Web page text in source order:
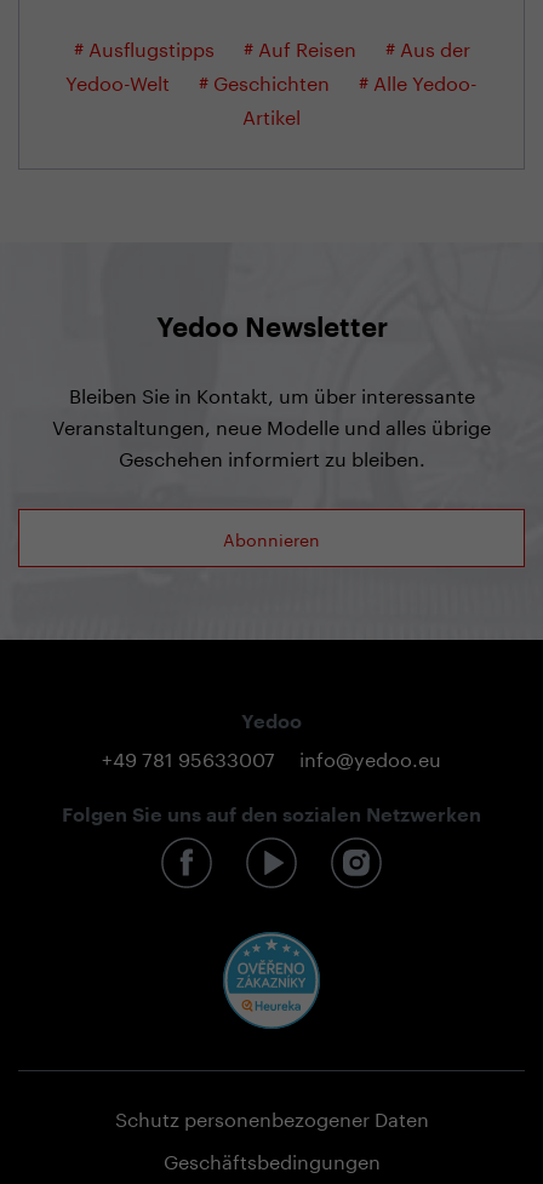
# Ausflugstipps # Auf Reisen
# Aus der
Yedoo-Welt
# Geschichten
# Alle Yedoo-
Artikel
Yedoo Newsletter
Bleiben Sie in Kontakt, um über interessante
Veranstaltungen, neue Modelle und alles übrige
Geschehen informiert zu bleiben.
Abonnieren
Yedoo
+49 781 95633007 info@yedoo.eu
Folgen Sie uns auf den sozialen Netzwerken
Schutz personenbezogener Daten
Geschäftsbedingungen